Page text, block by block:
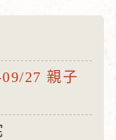
09/27 親子